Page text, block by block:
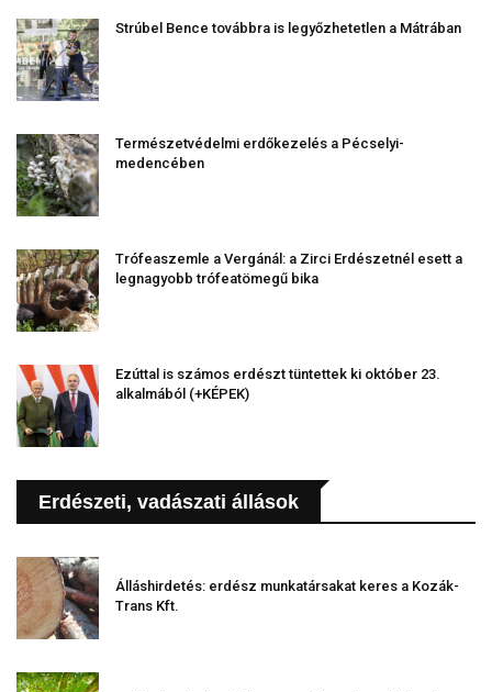
Strúbel Bence továbbra is legyőzhetetlen a Mátrában
Természetvédelmi erdőkezelés a Pécselyi-
medencében
Trófeaszemle a Vergánál: a Zirci Erdészetnél esett a
legnagyobb trófeatömegű bika
Ezúttal is számos erdészt tüntettek ki október 23.
alkalmából (+KÉPEK)
Erdészeti, vadászati állások
Álláshirdetés: erdész munkatársakat keres a Kozák-
Trans Kft.